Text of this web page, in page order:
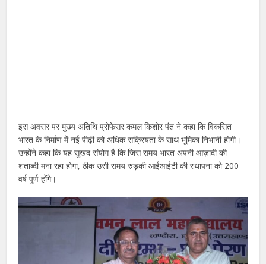
इस अवसर पर मुख्य अतिथि प्रोफेसर कमल किशोर पंत ने कहा कि विकसित
भारत के निर्माण में नई पीढ़ी को अधिक सक्रियता के साथ भूमिका निभानी होगी।
उन्होंने कहा कि यह सुखद संयोग है कि जिस समय भारत अपनी आज़ादी की
शताब्दी मना रहा होगा, ठीक उसी समय रुड़की आईआईटी की स्थापना को 200
वर्ष पूर्ण होंगे।